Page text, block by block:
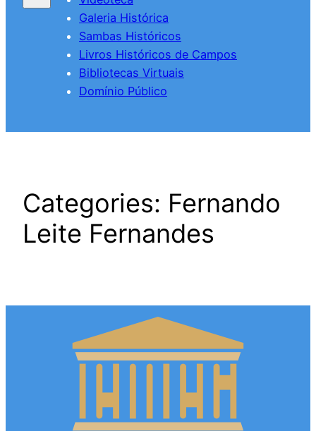
Galeria Histórica
Sambas Históricos
Livros Históricos de Campos
Bibliotecas Virtuais
Domínio Público
Categories: Fernando
Leite Fernandes